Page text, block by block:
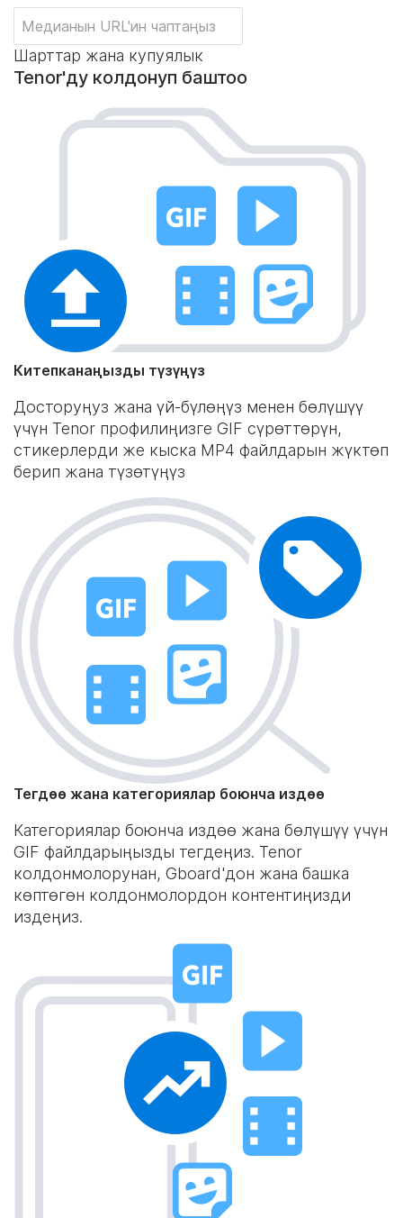
Шарттар жана купуялык
Tenor'ду колдонуп баштоо
Китепканаңызды түзүңүз
Досторуңуз жана үй-бүлөңүз менен бөлүшүү
үчүн Tenor профилиңизге GIF сүрөттөрүн,
стикерлерди же кыска MP4 файлдарын жүктөп
берип жана түзөтүңүз
Тегдөө жана категориялар боюнча издөө
Категориялар боюнча издөө жана бөлүшүү үчүн
GIF файлдарыңызды тегдеңиз. Tenor
колдонмолорунан, Gboard'дон жана башка
көптөгөн колдонмолордон контентиңизди
издеңиз.